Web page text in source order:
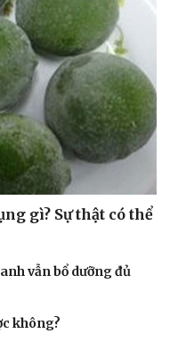
gì? Sự thật có thể
vẫn bổ dưỡng đủ
không?